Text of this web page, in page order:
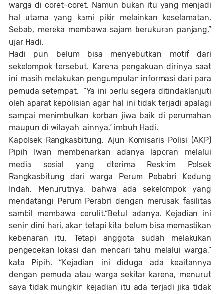
warga di coret-coret. Namun bukan itu yang menjadi
hal utama yang kami pikir melainkan keselamatan.
Sebab, mereka membawa sajam berukuran panjang,”
ujar Hadi.
Hadi pun belum bisa menyebutkan motif dari
sekelompok tersebut. Karena pengakuan dirinya saat
ini masih melakukan pengumpulan informasi dari para
pemuda setempat. “Ya ini perlu segera ditindaklanjuti
oleh aparat kepolisian agar hal ini tidak terjadi apalagi
sampai menimbulkan korban jiwa baik di perumahan
maupun di wilayah lainnya,” imbuh Hadi.
Kapolsek Rangkasbitung, Ajun Komisaris Polisi (AKP)
Pipih Iwan membenarkan adanya laporan melalui
media sosial yang dterima Reskrim Polsek
Rangkasbitung dari warga Perum Pebabri Kedung
Indah. Menurutnya, bahwa ada sekelompok yang
mendatangi Perum Perabri dengan merusak fasilitas
sambil membawa cerulit.“Betul adanya. Kejadian ini
senin dini hari, akan tetapi kita belum bisa memastikan
kebenaran itu. Tetapi anggota sudah melakukan
pengecekan lokasi dan mencari tahu melalui warga,”
kata Pipih. “Kejadian ini diduga ada keaitannya
dengan pemuda atau warga sekitar karena, menurut
saya tidak mungkin kejadian itu ada terjadi jika tidak